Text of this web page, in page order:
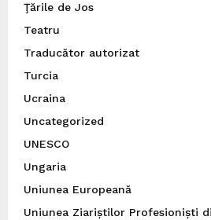
Ţările de Jos
Teatru
Traducător autorizat
Turcia
Ucraina
Uncategorized
UNESCO
Ungaria
Uniunea Europeană
Uniunea Ziariștilor Profesioniști